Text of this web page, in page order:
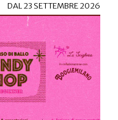
DAL23 SETTEMBRE 2026